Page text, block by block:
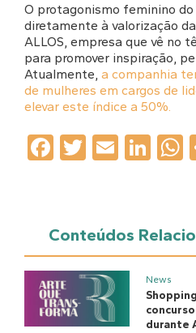
O protagonismo feminino
diretamente à valorização
ALLOS, empresa que vê no
para promover inspiração,
Atualmente, a companhia
de mulheres em cargos de
elevar este índice a 50%.
Facebook
Twitter
Email
Conteúdos
News
durante